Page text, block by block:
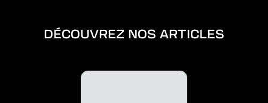
DÉCOUVREZ NOS ARTICLES